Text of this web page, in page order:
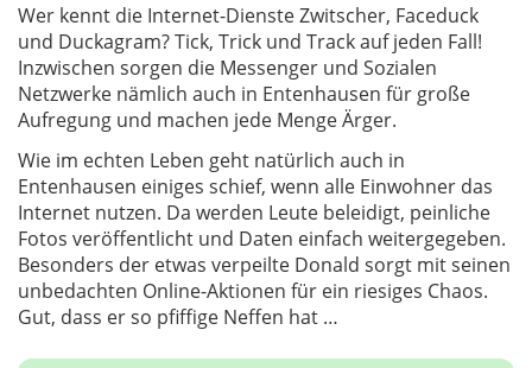
Wer kennt die Internet-Dienste Zwitscher, Faceduck
und Duckagram? Tick, Trick und Track auf jeden Fall!
Inzwischen sorgen die Messenger und Sozialen
Netzwerke nämlich auch in Entenhausen für große
Aufregung und machen jede Menge Ärger.
Wie im echten Leben geht natürlich auch in
Entenhausen einiges schief, wenn alle Einwohner das
Internet nutzen. Da werden Leute beleidigt, peinliche
Fotos veröffentlicht und Daten einfach weitergegeben.
Besonders der etwas verpeilte Donald sorgt mit seinen
unbedachten Online-Aktionen für ein riesiges Chaos.
Gut, dass er so pfiffige Neffen hat …